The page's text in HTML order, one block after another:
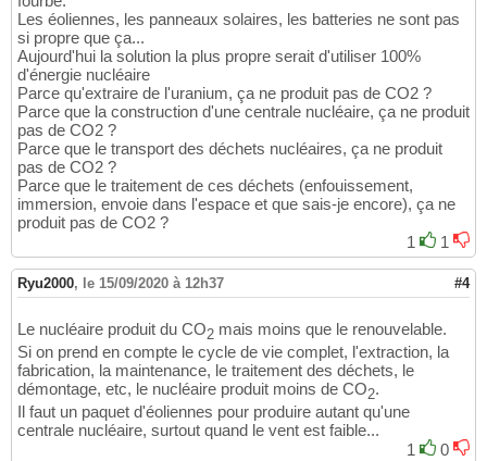
Les éoliennes, les panneaux solaires, les batteries ne sont pas
si propre que ça...
Aujourd'hui la solution la plus propre serait d'utiliser 100%
d'énergie nucléaire
Parce qu'extraire de l'uranium, ça ne produit pas de CO2 ?
Parce que la construction d'une centrale nucléaire, ça ne produit
pas de CO2 ?
Parce que le transport des déchets nucléaires, ça ne produit
pas de CO2 ?
Parce que le traitement de ces déchets (enfouissement,
immersion, envoie dans l'espace et que sais-je encore), ça ne
produit pas de CO2 ?
1
1
Ryu2000, le 15/09/2020 à 12h37 #4
Le nucléaire produit du CO2 mais moins que le renouvelable.
Si on prend en compte le cycle de vie complet, l'extraction, la
fabrication, la maintenance, le traitement des déchets, le
démontage, etc, le nucléaire produit moins de CO2.
Il faut un paquet d'éoliennes pour produire autant qu'une
centrale nucléaire, surtout quand le vent est faible...
1
0